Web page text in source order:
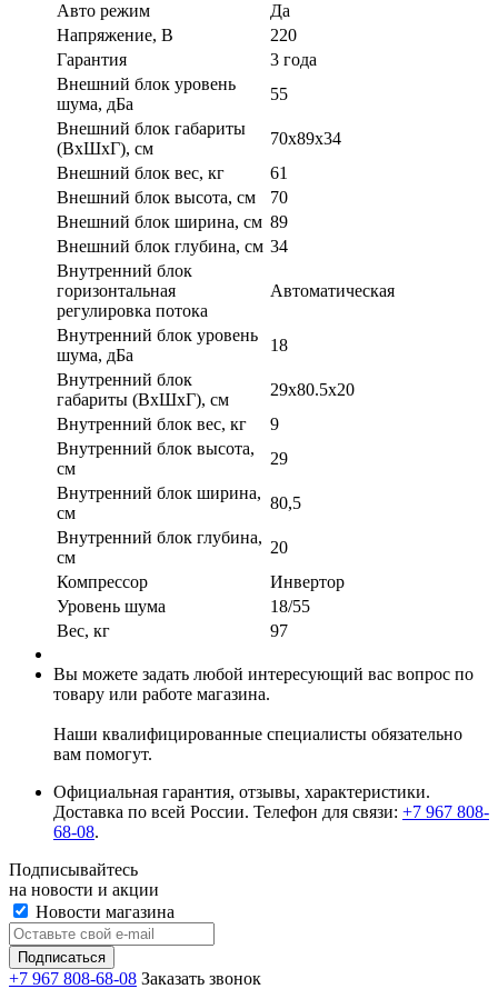
Авто режим
Да
Напряжение, В
220
Гарантия
3 года
Внешний блок уровень
шума, дБа
55
Внешний блок габариты
(ВхШхГ), см
70x89x34
Внешний блок вес, кг
61
Внешний блок высота, см
70
Внешний блок ширина, см 89
Внешний блок глубина, см 34
Внутренний блок
горизонтальная
регулировка потока
Автоматическая
Внутренний блок уровень
шума, дБа
18
Внутренний блок
габариты (ВхШхГ), см
29x80.5x20
Внутренний блок вес, кг
9
Внутренний блок высота,
см
29
Внутренний блок ширина,
см
80,5
Внутренний блок глубина,
см
20
Компрессор
Инвертор
Уровень шума
18/55
Вес, кг
97
Вы можете задать любой интересующий вас вопрос по
товару или работе магазина.
Наши квалифицированные специалисты обязательно
вам помогут.
Официальная гарантия, отзывы, характеристики.
Доставка по всей России. Телефон для связи: +7 967 808-
68-08.
Подписывайтесь
на новости и акции
Новости магазина
+7 967 808-68-08 Заказать звонок